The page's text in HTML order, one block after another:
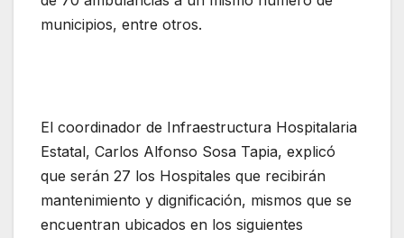
municipios, entre otros.
El coordinador de Infraestructura Hospitalaria
Estatal, Carlos Alfonso Sosa Tapia, explicó
que serán 27 los Hospitales que recibirán
mantenimiento y dignificación, mismos que se
encuentran ubicados en los siguientes